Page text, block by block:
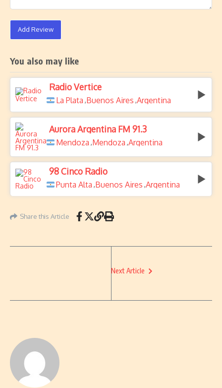
Add Review
You also may like
Radio Vertice
La Plata ,Buenos Aires ,Argentina
Aurora Argentina FM 91.3
Mendoza ,Mendoza ,Argentina
98 Cinco Radio
Punta Alta ,Buenos Aires ,Argentina
Share this Article
Next Article